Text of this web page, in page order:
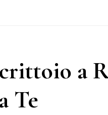
a
Te